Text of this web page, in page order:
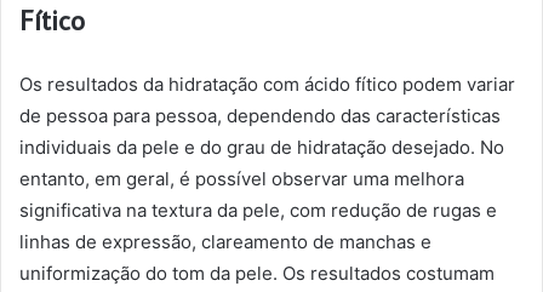
Fítico
Os resultados da hidratação com ácido fítico podem variar
de pessoa para pessoa, dependendo das características
individuais da pele e do grau de hidratação desejado. No
entanto, em geral, é possível observar uma melhora
significativa na textura da pele, com redução de rugas e
linhas de expressão, clareamento de manchas e
uniformização do tom da pele. Os resultados costumam